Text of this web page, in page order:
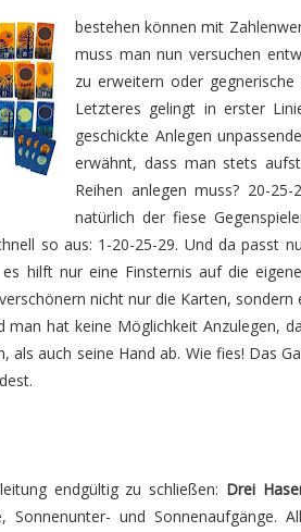
bestehen können mit
muss man nun versuchen
zu erweitern oder
Letzteres gelingt in erster
geschickte Anlegen
erwähnt, dass man stets
Reihen anlegen muss? 20-
natürlich der fiese
so aus: 1-20-25-29. Und da passt
hilft nur eine Finsternis auf die
nicht nur die Karten,
man hat keine Möglichkeit Anzulegen,
als auch seine Hand ab. Wie fies! Das
endgültig zu schließen: Drei
Sonnenunter- und Sonnenaufgänge.